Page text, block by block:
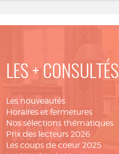
LES + CONSULTÉS
Les nouveautés
Horaires et fermetures
Nos sélections thématiques
Prix des lecteurs 2026
Les coups de coeur 2025